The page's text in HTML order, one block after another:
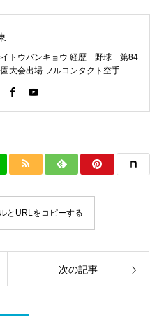
イトウバンキョウ 経歴 野球 第84
園大会出場 フルコンタクト空手 日
級新人王 FOKウェルター級王者
ト級日本王者 トレーニング依頼は
とURLをコピーする
次の記事